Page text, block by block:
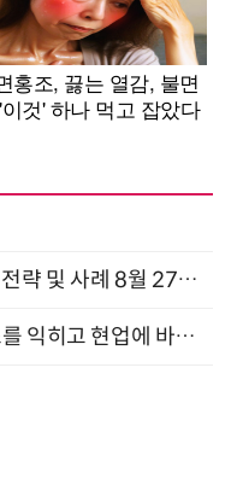
성과를 만드는 AI 에이전트 운영 전략 및 사례 8월 27일 개최
단 하루, 이론과 실습으로 하네스를 익히고 현업에 바로 쓰는 핸즈온 워크숍 (8/20)